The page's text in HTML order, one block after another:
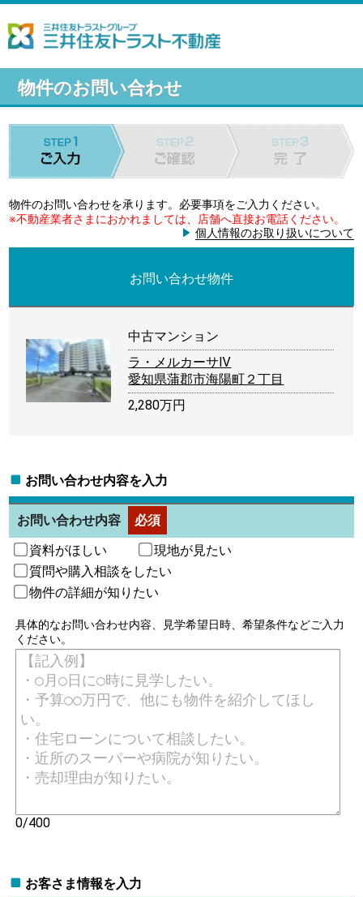
物件のお問い合わせ
物件のお問い合わせを承ります。必要事項をご入力ください。
※不動産業者さまにおかれましては、店舗へ直接お電話ください。
個人情報のお取り扱いについて
お問い合わせ物件
中古マンション
ラ・メルカーサⅣ
愛知県蒲郡市海陽町２丁目
2,280万円
お問い合わせ内容を入力
お問い合わせ内容
必須
資料がほしい
現地が見たい
質問や購入相談をしたい
物件の詳細が知りたい
具体的なお問い合わせ内容、見学希望日時、希望条件などご入力
ください。
0/400
お客さま情報を入力